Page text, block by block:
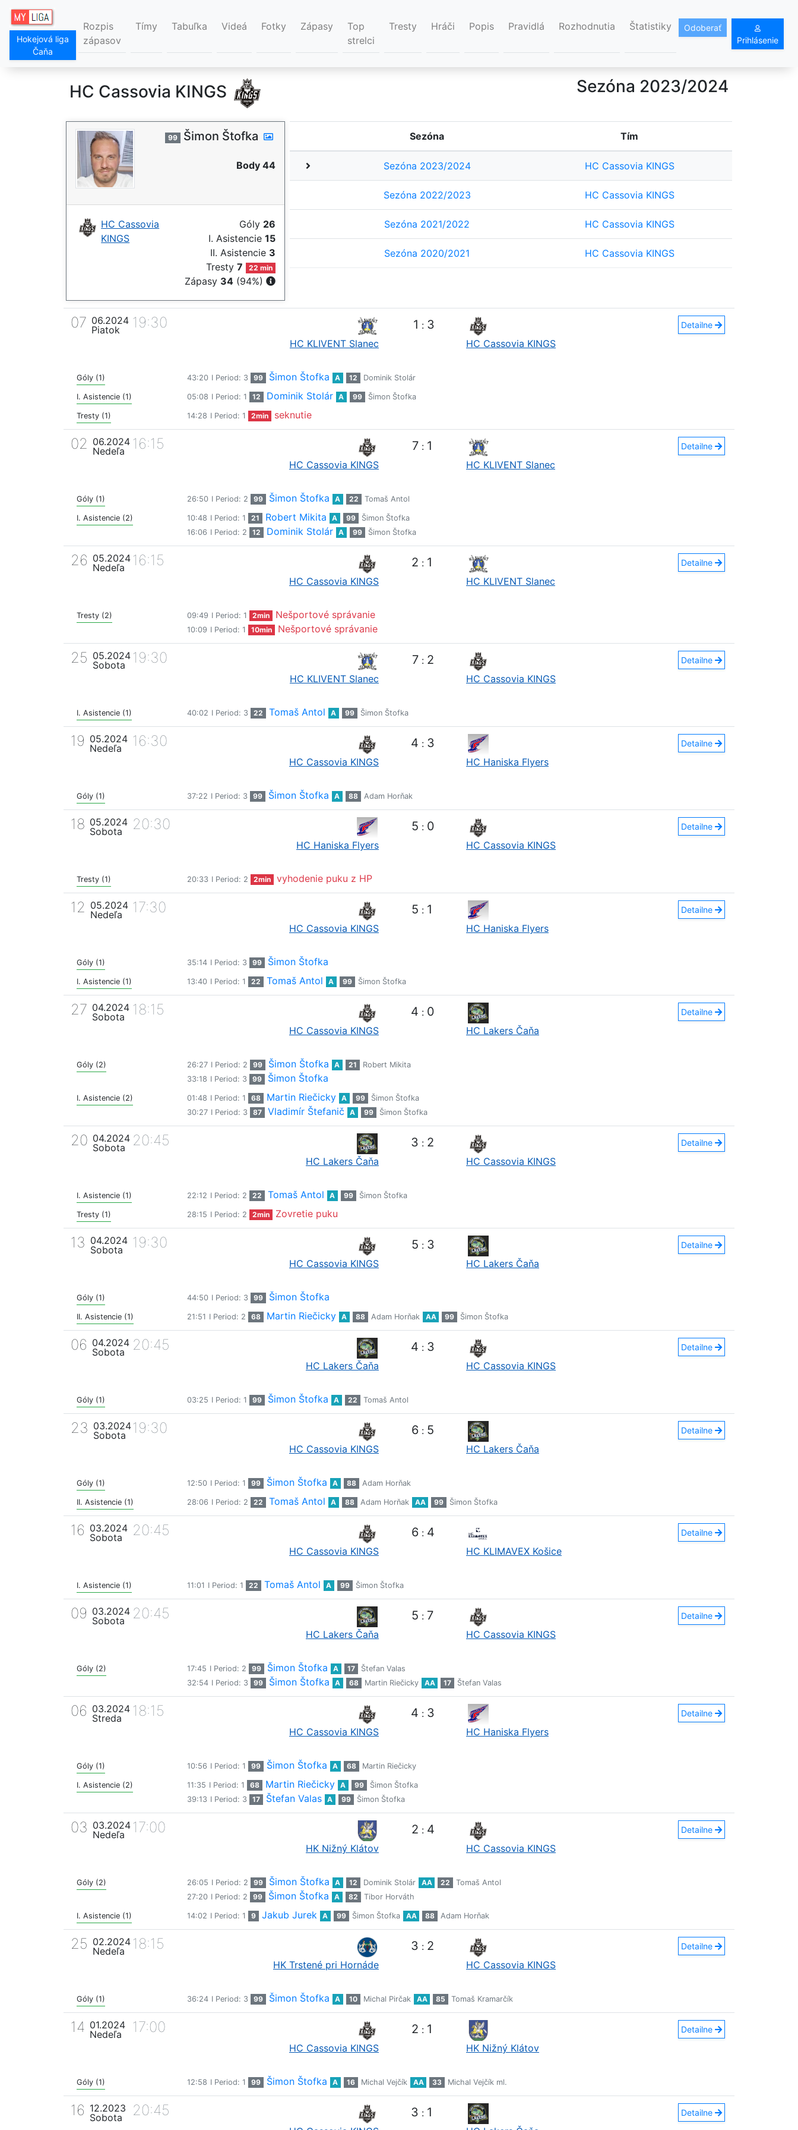
Hokejová liga
Čaňa
Rozpis
zápasov
Tímy Tabuľka Videá Fotky Zápasy
Top
strelci
Tresty Hráči Popis Pravidlá Rozhodnutia Štatistiky
Odoberať
Prihlásenie
HC Cassovia KINGS Sezóna 2023/2024
99 Šimon Štofka
Body 44
HC Cassovia
KINGS
Góly 26
I. Asistencie 15
II. Asistencie 3
Tresty7 22 min
Zápasy 34 (94%)
Sezóna Tím
Sezóna 2023/2024 HC Cassovia KINGS
Sezóna 2022/2023 HC Cassovia KINGS
Sezóna 2021/2022 HC Cassovia KINGS
Sezóna 2020/2021 HC Cassovia KINGS
07 06.2024
Piatok
19:30
HC KLIVENT Slanec
1 : 3
HC Cassovia KINGS
Detailne
Góly (1) 43:20 I Period: 3 99 Šimon Štofka A 12 Dominik Stolár
I. Asistencie (1) 05:08 I Period: 1 12 Dominik Stolár A 99 Šimon Štofka
Tresty (1) 14:28 I Period: 1 2min seknutie
02 06.2024
Nedeľa
16:15
HC Cassovia KINGS
7 : 1
HC KLIVENT Slanec
Detailne
Góly (1) 26:50 I Period: 2 99 Šimon Štofka A 22 Tomaš Antol
I. Asistencie (2) 10:48 I Period: 1 21 Robert Mikita A 99
Šimon Štofka
16:06 I Period: 2 12 Dominik Stolár A 99 Šimon Štofka
26 05.2024
Nedeľa
16:15
HC Cassovia KINGS
2 : 1
HC KLIVENT Slanec
Detailne
Tresty (2) 09:49 I Period: 1 2min Nešportové správanie
10:09 I Period: 1 10min Nešportové správanie
25 05.2024
Sobota
19:30
HC KLIVENT Slanec
7 : 2
HC Cassovia KINGS
Detailne
I. Asistencie (1) 40:02 I Period: 3 22 Tomaš Antol A 99 Šimon Štofka
19 05.2024
Nedeľa
16:30
HC Cassovia KINGS
4 : 3
HC Haniska Flyers
Detailne
Góly (1) 37:22 I Period: 3 99 Šimon Štofka A 88 Adam Horňak
18 05.2024
Sobota
20:30
HC Haniska Flyers
5 : 0
HC Cassovia KINGS
Detailne
Tresty (1) 20:33 I Period: 2 2min vyhodenie puku z HP
12 05.2024
Nedeľa
17:30
HC Cassovia KINGS
5 : 1
HC Haniska Flyers
Detailne
Góly (1) 35:14 I Period: 3 99 Šimon Štofka
I. Asistencie (1) 13:40 I Period: 1 22 Tomaš Antol A 99 Šimon Štofka
27 04.2024
Sobota
18:15
HC Cassovia KINGS
4 : 0
HC Lakers Čaňa
Detailne
Góly (2) 26:27 I Period: 2 99 Šimon Štofka A 21
Robert Mikita
33:18 I Period: 3 99 Šimon Štofka
I. Asistencie (2) 01:48 I Period: 1 68 Martin Riečicky A 99
Šimon Štofka
30:27 I Period: 3 87 Vladimír Štefanič A 99 Šimon Štofka
20 04.2024
Sobota
20:45
HC Lakers Čaňa
3 : 2
HC Cassovia KINGS
Detailne
I. Asistencie (1) 22:12 I Period: 2 22 Tomaš Antol A 99 Šimon Štofka
Tresty (1) 28:15 I Period: 2 2min Zovretie puku
13 04.2024
Sobota
19:30
HC Cassovia KINGS
5 : 3
HC Lakers Čaňa
Detailne
Góly (1) 44:50 I Period: 3 99 Šimon Štofka
II. Asistencie (1) 21:51 I Period: 2 68 Martin Riečicky A 88 Adam Horňak AA 99 Šimon Štofka
06 04.2024
Sobota
20:45
HC Lakers Čaňa
4 : 3
HC Cassovia KINGS
Detailne
Góly (1) 03:25 I Period: 1 99 Šimon Štofka A 22 Tomaš Antol
23 03.2024
Sobota
19:30
HC Cassovia KINGS
6 : 5
HC Lakers Čaňa
Detailne
Góly (1) 12:50 I Period: 1 99 Šimon Štofka A 88 Adam Horňak
II. Asistencie (1) 28:06 I Period: 2 22 Tomaš Antol A 88 Adam Horňak AA 99 Šimon Štofka
16 03.2024
Sobota
20:45
HC Cassovia KINGS
6 : 4
HC KLIMAVEX Košice
Detailne
I. Asistencie (1) 11:01 I Period: 1 22 Tomaš Antol A 99 Šimon Štofka
09 03.2024
Sobota
20:45
HC Lakers Čaňa
5 : 7
HC Cassovia KINGS
Detailne
Góly (2) 17:45 I Period: 2 99 Šimon Štofka A 17
Štefan Valas
32:54 I Period: 3 99 Šimon Štofka A 68 Martin Riečicky AA 17 Štefan Valas
06 03.2024
Streda
18:15
HC Cassovia KINGS
4 : 3
HC Haniska Flyers
Detailne
Góly (1) 10:56 I Period: 1 99 Šimon Štofka A 68 Martin Riečicky
I. Asistencie (2) 11:35 I Period: 1 68 Martin Riečicky A 99
Šimon Štofka
39:13 I Period: 3 17 Štefan Valas A 99 Šimon Štofka
03 03.2024
Nedeľa
17:00
HK Nižný Klátov
2 : 4
HC Cassovia KINGS
Detailne
Góly (2) 26:05 I Period: 2 99 Šimon Štofka A 12 Dominik Stolár AA 22
Tomaš Antol
27:20 I Period: 2 99 Šimon Štofka A 82 Tibor Horváth
I. Asistencie (1) 14:02 I Period: 1 9 Jakub Jurek A 99 Šimon Štofka AA 88 Adam Horňak
25 02.2024
Nedeľa
18:15
HK Trstené pri Hornáde
3 : 2
HC Cassovia KINGS
Detailne
Góly (1) 36:24 I Period: 3 99 Šimon Štofka A 10 Michal Pirčak AA 85 Tomaš Kramarčík
14 01.2024
Nedeľa
17:00
HC Cassovia KINGS
2 : 1
HK Nižný Klátov
Detailne
Góly (1) 12:58 I Period: 1 99 Šimon Štofka A 16 Michal Vejčík AA 33 Michal Vejčík ml.
16 12.2023
Sobota
20:45 3 : 1 Detailne